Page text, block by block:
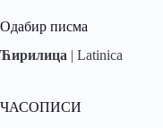
Одабир писма
Ћирилица | Latinica
ЧАСОПИСИ